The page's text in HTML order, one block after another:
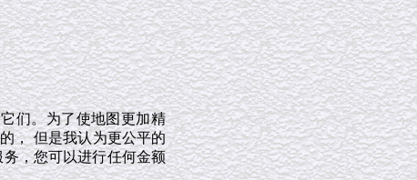
们。为了使地图更加精
， 但是我认为更公平的
，您可以进行任何金额